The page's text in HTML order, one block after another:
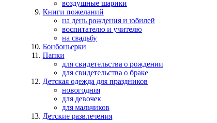
воздушные шарики
Книги пожеланий
на день рождения и юбилей
воспитателю и учителю
на свадьбу
Бонбоньерки
Папки
для свидетельства о рождении
для свидетельства о браке
Детская одежда для праздников
новогодняя
для девочек
для мальчиков
Детские развлечения